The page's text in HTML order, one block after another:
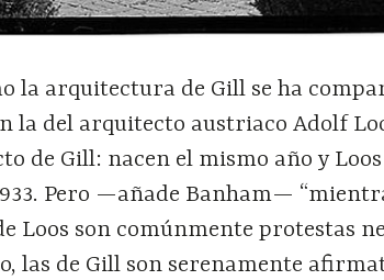
la arquitectura de Gill se ha
la del arquitecto austriaco Adolf
de Gill: nacen el mismo año y
Pero —añade Banham—
Loos son comúnmente protestas
las de Gill son serenamente